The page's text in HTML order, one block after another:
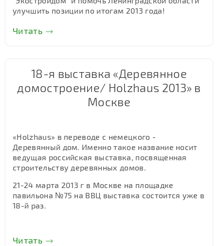
улучшить позиции по итогам 2013 года!
Читать
18-я выставка «Деревянное
домостроение/ Holzhaus 2013» в
Москве
«Holzhaus» в переводе с немецкого -
Деревянный дом. Именно такое название носит
ведущая российская выставка, посвященная
строительству деревянных домов.
21-24 марта 2013 г в Москве на площадке
павильона №75 на ВВЦ выставка состоится уже в
18-й раз.
Читать